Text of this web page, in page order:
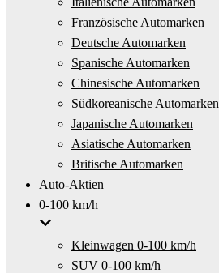
Französische Automarken
Deutsche Automarken
Spanische Automarken
Chinesische Automarken
Südkoreanische Automarken
Japanische Automarken
Asiatische Automarken
Britische Automarken
Auto-Aktien
0-100 km/h
Kleinwagen 0-100 km/h
SUV 0-100 km/h